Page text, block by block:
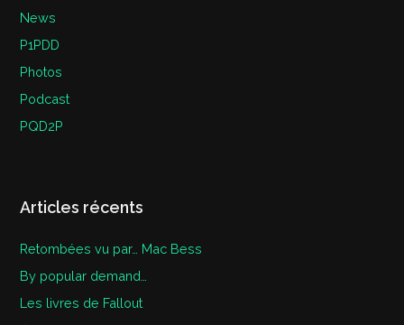
News
P1PDD
Photos
Podcast
PQD2P
Articles récents
Retombées vu par… Mac Bess
By popular demand…
Les livres de Fallout